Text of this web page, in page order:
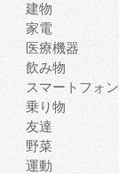
建物
家電
医療機器
飲み物
スマートフォン
乗り物
友達
野菜
運動